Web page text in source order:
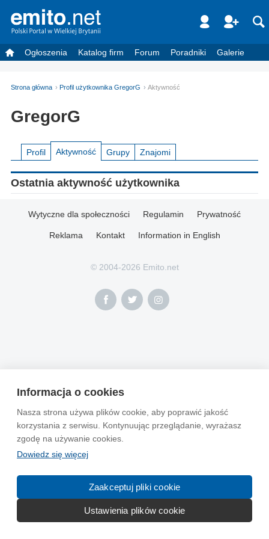
Informacja o cookies
Nasza strona używa plików cookie, aby poprawić jakość
korzystania z serwisu. Kontynuując przeglądanie, wyrażasz
zgodę na używanie cookies.
Dowiedz się więcej
Zaakceptuj pliki cookie
Ustawienia plików cookie
Ogłoszenia Katalog firm Forum Poradniki Galerie
Strona główna Profil użytkownika GregorG Aktywność
GregorG
Profil Aktywność Grupy Znajomi
Ostatnia aktywność użytkownika
Wytyczne dla społeczności Regulamin Prywatność
Reklama Kontakt Information in English
© 2004-2026 Emito.net